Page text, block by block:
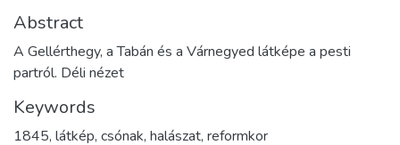
Abstract
A Gellérthegy, a Tabán és a Várnegyed látképe a pesti
partról. Déli nézet
Keywords
1845, látkép, csónak, halászat, reformkor